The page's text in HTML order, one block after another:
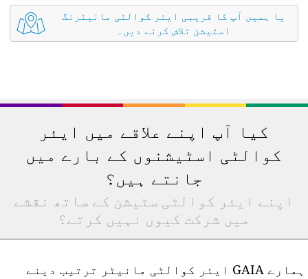
یا ہمیں آپ کا قریبی ایئر کوالٹی مانیٹرنگ
اسٹیشن تلاش کرنے دیں۔
کیا آپ اپنے علاقے میں ایئر
کوالٹی اسٹیشنوں کے بارے میں
جانتے ہیں؟
اپنے ایئر کوالٹی سٹیشن کے ساتھ نقشے
میں شرکت کیوں نہیں کرتے؟
ہمارے GAIA ایئر کوالٹی مانیٹر ترتیب دینے